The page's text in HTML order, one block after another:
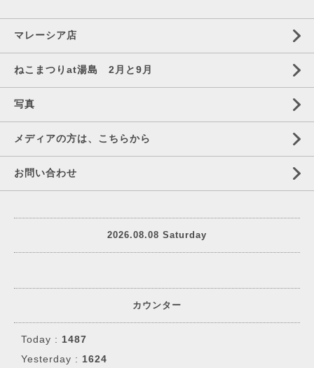
マレーシア店
ねこまつりat湯島 2月と9月
写真
メディアの方は、こちらから
お問い合わせ
2026.08.08 Saturday
カウンター
Today : 1487
Yesterday : 1624